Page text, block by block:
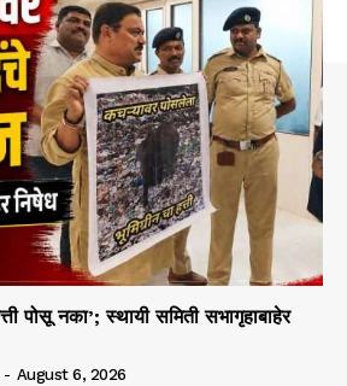
पोसू नका’; स्थायी समिती सभागृहाबाहेर
- August 6, 2026